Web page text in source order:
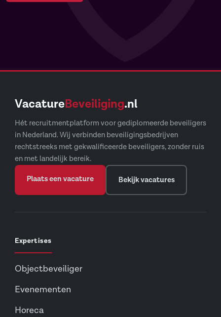
VacatureBeveiliging.nl
Hét recruitmentplatform voor gediplomeerde beveiligers
in Nederland. Wij verbinden beveiligingsbedrijven
rechtstreeks met gekwalificeerde beveiligers, zonder ruis
en met landelijk bereik.
Plaats een vacature Bekijk vacatures
Expertises
Objectbeveiliger
Evenementen
Horeca